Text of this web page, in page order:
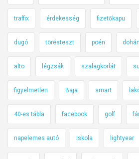
traffix érdekesség fizetőkapu
dugó törésteszt poén
alto légzsák szalagkorlát
figyelmetlen Baja smart
40-es tábla facebook golf
napelemes autó iskola lightyear